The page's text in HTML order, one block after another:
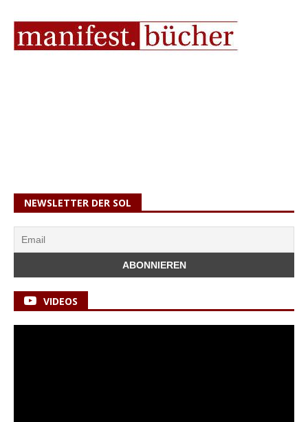
NEWSLETTER DER SOL
VIDEOS